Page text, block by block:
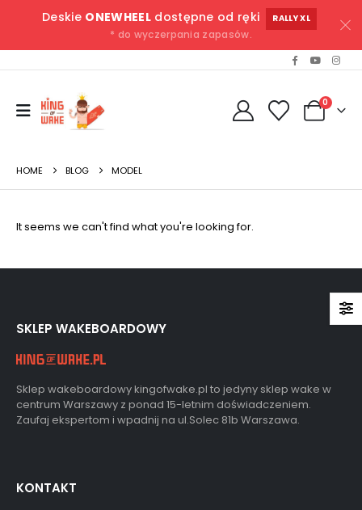
Deskie ONEWHEELdostępne od ręki RALLY XL
* do wyczerpania zapasów.
0
HOME BLOG MODEL
It seems we can't find what you're looking for.
SKLEP WAKEBOARDOWY
Sklep wakeboardowy kingofwake.pl to jedyny sklep wake w
centrum Warszawy z ponad 15-letnim doświadczeniem.
Zaufaj ekspertom i wpadnij na ul.Solec 81b Warszawa.
KONTAKT